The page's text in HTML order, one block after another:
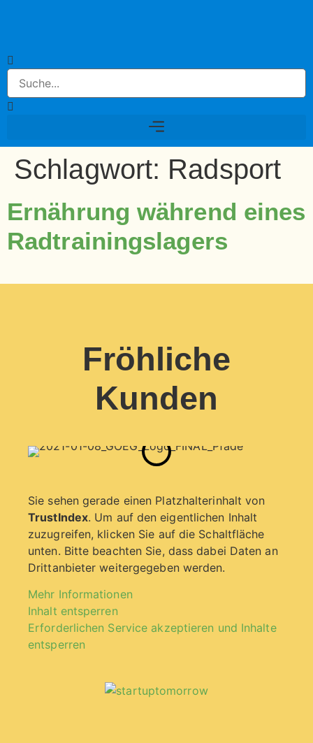
Schlagwort: Radsport
Ernährung während eines
Radtrainingslagers
Fröhliche
Kunden
Sie sehen gerade einen Platzhalterinhalt von
TrustIndex. Um auf den eigentlichen Inhalt
zuzugreifen, klicken Sie auf die Schaltfläche
unten. Bitte beachten Sie, dass dabei Daten an
Drittanbieter weitergegeben werden.
Mehr Informationen
Inhalt entsperren
Erforderlichen Service akzeptieren und Inhalte
entsperren